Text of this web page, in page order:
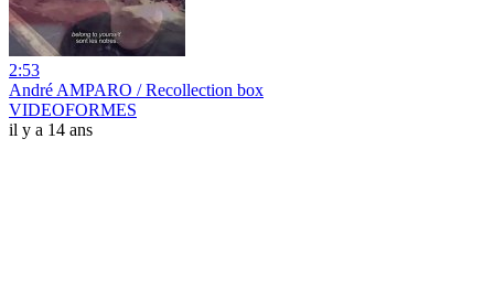
2:53
André AMPARO / Recollection box
VIDEOFORMES
il y a 14 ans